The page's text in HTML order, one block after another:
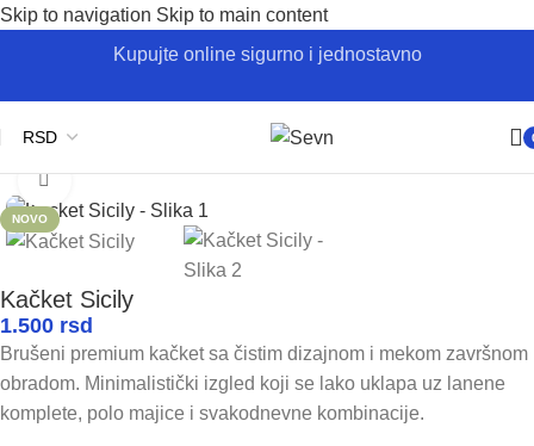
Skip to navigation Skip to main content
Kupujte online sigurno i jednostavno
NOVO
Kliknite za uvećanje
Kačket Sicily
1.500 rsd
Brušeni premium kačket sa čistim dizajnom i mekom završnom
obradom. Minimalistički izgled koji se lako uklapa uz lanene
komplete, polo majice i svakodnevne kombinacije.